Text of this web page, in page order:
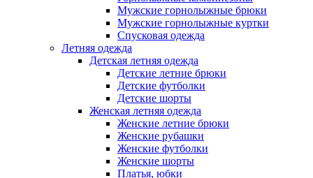
Мужские горнолыжные брюки
Мужские горнолыжные куртки
Спусковая одежда
Летняя одежда
Детская летняя одежда
Детские летние брюки
Детские футболки
Детские шорты
Женская летняя одежда
Женские летние брюки
Женские рубашки
Женские футболки
Женские шорты
Платья, юбки